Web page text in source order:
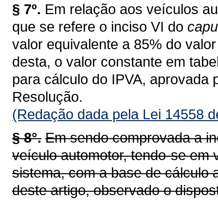
§ 7º. Em relação aos veículos
que se refere o inciso VI do
valor equivalente a 85% do
desta, o valor constante em
para cálculo do IPVA, aprovada
Resolução.
(Redação dada pela Lei 14558
§ 8°. Em sendo comprovada a
veículo automotor, tendo-se em
sistema, com a base de
deste artigo, observado o